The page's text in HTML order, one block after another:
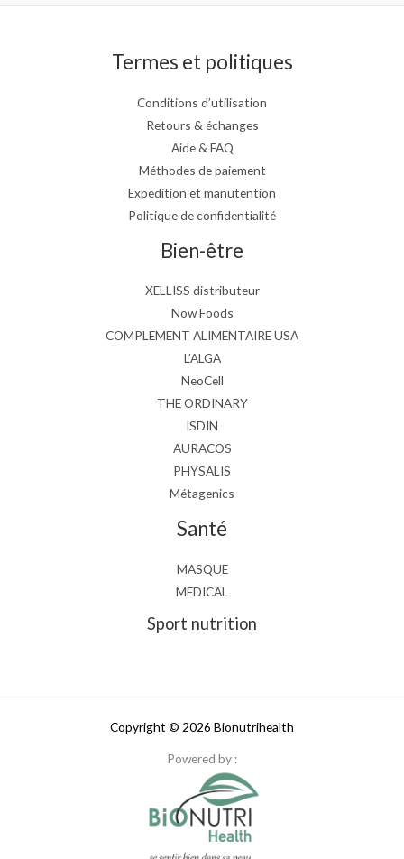
Termes et politiques
Conditions d’utilisation
Retours & échanges
Aide & FAQ
Méthodes de paiement
Expedition et manutention
Politique de confidentialité
Bien-être
XELLISS distributeur
Now Foods
COMPLEMENT ALIMENTAIRE USA
L’ALGA
NeoCell
THE ORDINARY
ISDIN
AURACOS
PHYSALIS
Métagenics
Santé
MASQUE
MEDICAL
Sport nutrition
Copyright © 2026 Bionutrihealth
Powered by :